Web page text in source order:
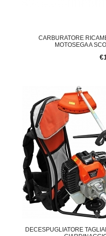
CARBURATORE
MOTOSEGA A
DECESPUGLIATORE